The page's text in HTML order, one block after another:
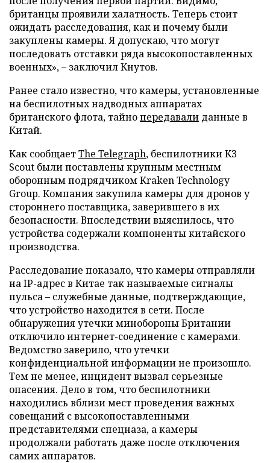
британцы проявили халатность. Теперь стоит
ожидать расследования, как и почему были
закуплены камеры. Я допускаю, что могут
последовать отставки ряда высокопоставленных
военных», – заключил Кнутов.
Ранее стало известно, что камеры, установленные
на беспилотных надводных аппаратах
британского флота, тайнопередавали данные в
Китай.
Как сообщаетThe Telegraph, беспилотники K3
Scout были поставлены крупным местным
оборонным подрядчиком Kraken Technology
Group. Компания закупила камеры для дронов у
стороннего поставщика, заверившего в их
безопасности. Впоследствии выяснилось, что
устройства содержали компоненты китайского
производства.
Расследование показало, что камеры отправляли
на IP-адрес в Китае так называемые сигналы
пульса – служебные данные, подтверждающие,
что устройство находится в сети. После
обнаружения утечки минобороны Британии
отключило интернет-соединение с камерами.
Ведомство заверило, что утечки
конфиденциальной информации не произошло.
Тем не менее, инцидент вызвал серьезные
опасения. Дело в том, что беспилотники
находились вблизи мест проведения важных
совещаний с высокопоставленными
представителями спецназа, а камеры
продолжали работать даже после отключения
самих аппаратов.